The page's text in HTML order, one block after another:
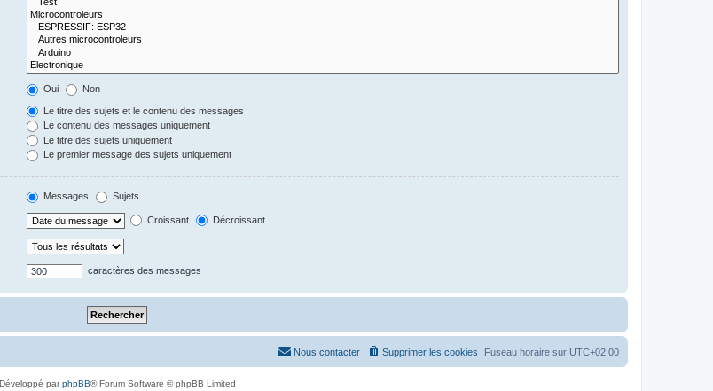
Oui Non
Le titre des sujets et le contenu des messages
Le contenu des messages uniquement
Le titre des sujets uniquement
Le premier message des sujets uniquement
Messages Sujets
Croissant Décroissant
caractères des messages
Fuseau horaire sur UTC+02:00
Supprimer les cookies
Nous contacter
Développé parphpBB® Forum Software © phpBB Limited